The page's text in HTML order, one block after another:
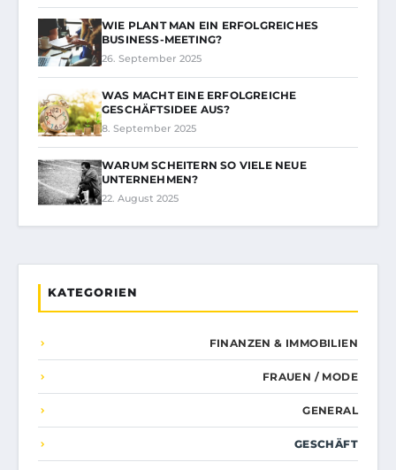
WIE PLANT MAN EIN ERFOLGREICHES
BUSINESS-MEETING?
26. September 2025
WAS MACHT EINE ERFOLGREICHE
GESCHÄFTSIDEE AUS?
8. September 2025
WARUM SCHEITERN SO VIELE NEUE
UNTERNEHMEN?
22. August 2025
KATEGORIEN
FINANZEN & IMMOBILIEN
FRAUEN / MODE
GENERAL
GESCHÄFT